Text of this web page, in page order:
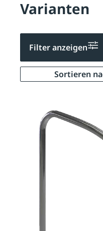
Varianten
Filter anzeigen